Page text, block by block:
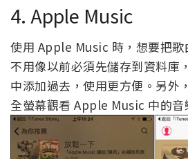
4. Apple Music
使用 Apple Music 時，想要把歌
不用像以前必須先儲存到資料庫
中添加過去，使用更方便。另外
全螢幕觀看 Apple Music 中的音